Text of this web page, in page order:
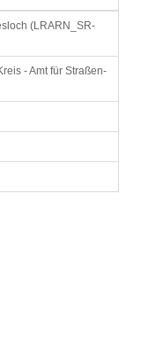
(LRARN_SR-
- Amt für Straßen-